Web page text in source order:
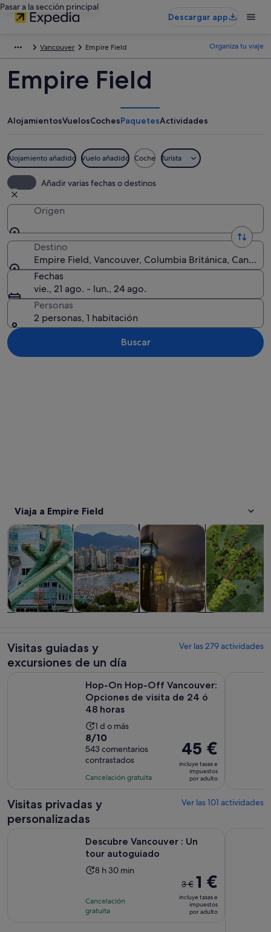
Pasar a la sección principal
Descargar app
Vancouver Empire Field Organiza tu viaje
Empire Field
AlojamientosVuelosCochesPaquetesActividades
Alojamiento añadido Vuelo añadido Coche Turista
Añadir varias fechas o destinos
Origen
Destino
Empire Field, Vancouver, Columbia Británica, Canadá
Fechas
vie., 21 ago. - lun., 24 ago.
Personas
2 personas, 1 habitación
Buscar
Viaja a Empire Field
de un día
Visitas guiadas y excursiones de un día Se abre en una
personalizadas
Visitas privadas y personalizadasSe abre en
Historia y culturaSe abre en
nocturna
Comidas,
Visitas guiadas y
excursiones de un día
Ver las 279 actividades
Hop-On Hop-Off Vancouver:
Opciones de visita de 24 ó
48 horas
La
duración
de
la
actividad
de
1 día
1 d o más
8.0
sobre
10
con
comentarios
8/10
543 comentarios
contrastados
Cancelación gratuita
El
precio
es
de
por
45 €
incluye tasas e
impuestos
por adulto
Visitas privadas y
personalizadas
Ver las 101 actividades
Descubre Vancouver : Un
tour autoguiado
La
la
8 h 30 min
Cancelación
gratuita
precio
anterior
era
3 € 1 €
incluye tasas e
impuestos
por adulto